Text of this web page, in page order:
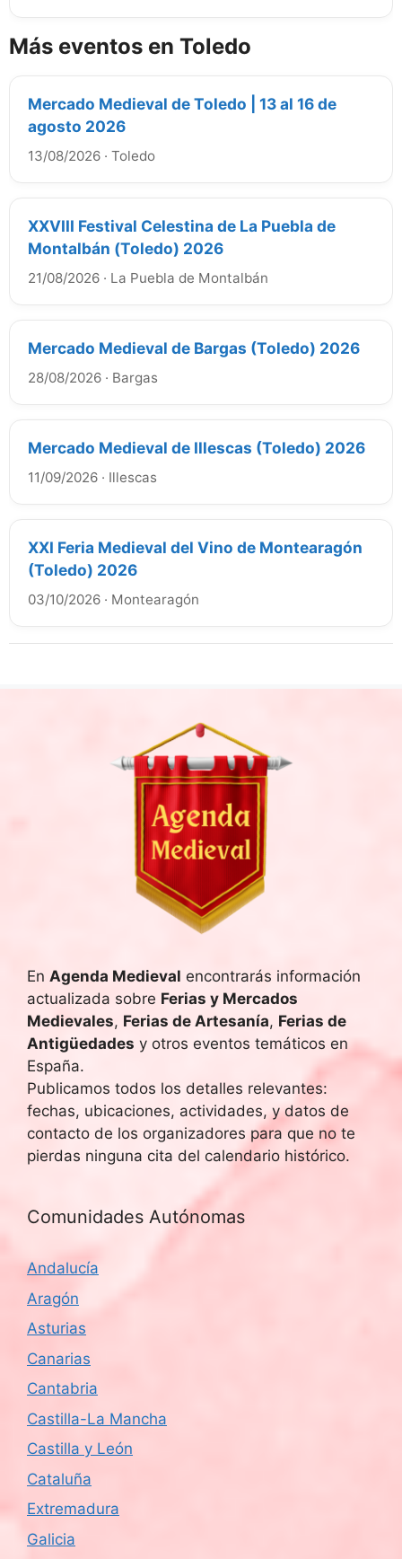
Más eventos en Toledo
Mercado Medieval de Toledo | 13 al 16 de
agosto 2026
13/08/2026 · Toledo
XXVIII Festival Celestina de La Puebla de
Montalbán (Toledo) 2026
21/08/2026 · La Puebla de Montalbán
Mercado Medieval de Bargas (Toledo) 2026
28/08/2026 · Bargas
Mercado Medieval de Illescas (Toledo) 2026
11/09/2026 · Illescas
XXI Feria Medieval del Vino de Montearagón
(Toledo) 2026
03/10/2026 · Montearagón
En Agenda Medieval encontrarás información
actualizada sobre Ferias y Mercados
Medievales, Ferias de Artesanía, Ferias de
Antigüedades y otros eventos temáticos en
España.
Publicamos todos los detalles relevantes:
fechas, ubicaciones, actividades, y datos de
contacto de los organizadores para que no te
pierdas ninguna cita del calendario histórico.
Comunidades Autónomas
Andalucía
Aragón
Asturias
Canarias
Cantabria
Castilla-La Mancha
Castilla y León
Cataluña
Extremadura
Galicia